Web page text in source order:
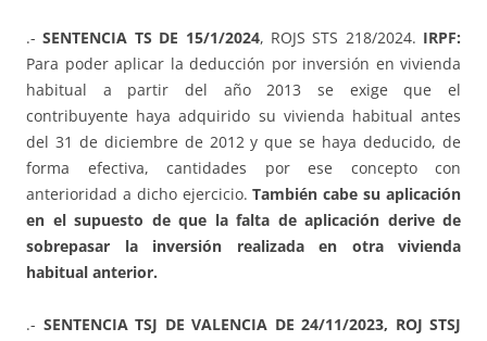
.-SENTENCIA TS DE 15/1/2024, ROJS STS 218/2024. IRPF:
Para poder aplicar la deducción por inversión en vivienda
habitual a partir del año 2013 se exige que el
contribuyente haya adquirido su vivienda habitual antes
del 31 de diciembre de 2012 y que se haya deducido, de
forma efectiva, cantidades por ese concepto con
anterioridad a dicho ejercicio.También cabe su aplicación
en el supuesto de que la falta de aplicación derive de
sobrepasar la inversión realizada en otra vivienda
habitual anterior.
.- SENTENCIA TSJ DE VALENCIA DE 24/11/2023, ROJ STSJ